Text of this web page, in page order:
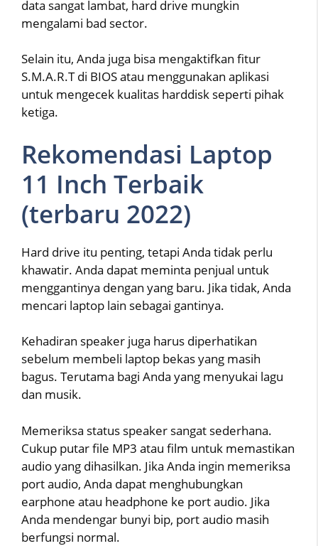
data sangat lambat, hard drive mungkin
mengalami bad sector.
Selain itu, Anda juga bisa mengaktifkan fitur
S.M.A.R.T di BIOS atau menggunakan aplikasi
untuk mengecek kualitas harddisk seperti pihak
ketiga.
Rekomendasi Laptop
11 Inch Terbaik
(terbaru 2022)
Hard drive itu penting, tetapi Anda tidak perlu
khawatir. Anda dapat meminta penjual untuk
menggantinya dengan yang baru. Jika tidak, Anda
mencari laptop lain sebagai gantinya.
Kehadiran speaker juga harus diperhatikan
sebelum membeli laptop bekas yang masih
bagus. Terutama bagi Anda yang menyukai lagu
dan musik.
Memeriksa status speaker sangat sederhana.
Cukup putar file MP3 atau film untuk memastikan
audio yang dihasilkan. Jika Anda ingin memeriksa
port audio, Anda dapat menghubungkan
earphone atau headphone ke port audio. Jika
Anda mendengar bunyi bip, port audio masih
berfungsi normal.